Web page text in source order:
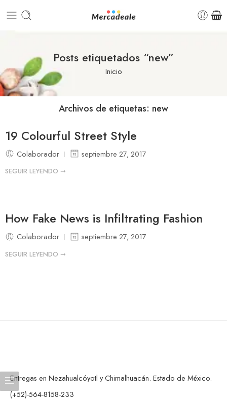
Posts etiquetados “new”
Inicio
Archivos de etiquetas: new
19 Colourful Street Style
Colaborador septiembre 27, 2017
SEGUIR LEYENDO ➞
How Fake News is Infiltrating Fashion
Colaborador septiembre 27, 2017
SEGUIR LEYENDO ➞
Entregas en Nezahualcóyotl y Chimalhuacán. Estado de México.
(+52)-564-8158-233